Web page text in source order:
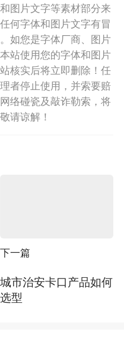
图片文字等素材部分来
何字体和图片文字有冒
如您是字体厂商、图片
站使用您的字体和图片
核实后将立即删除！任
者停止使用，并索要赔
络碰瓷及敲诈勒索，将
请谅解！
下一篇
城市治安卡口产品如何
选型